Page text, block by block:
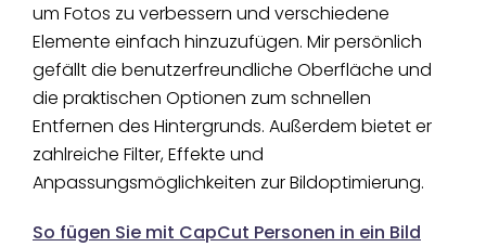
um Fotos zu verbessern und verschiedene
Elemente einfach hinzuzufügen. Mir persönlich
gefällt die benutzerfreundliche Oberfläche und
die praktischen Optionen zum schnellen
Entfernen des Hintergrunds. Außerdem bietet er
zahlreiche Filter, Effekte und
Anpassungsmöglichkeiten zur Bildoptimierung.
So fügen Sie mit CapCut Personen in ein Bild